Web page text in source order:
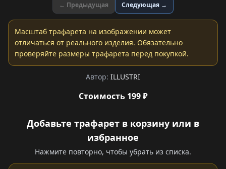
← Предыдущая Следующая →
Масштаб трафарета на изображении может
отличаться от реального изделия. Обязательно
проверяйте размеры трафарета перед покупкой.
Автор: ILLUSTRI
Стоимость 199 ₽
Добавьте трафарет в корзину или в
избранное
Нажмите повторно, чтобы убрать из списка.